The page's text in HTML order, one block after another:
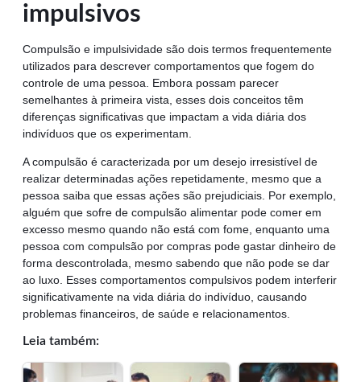
impulsivos
Compulsão e impulsividade são dois termos frequentemente
utilizados para descrever comportamentos que fogem do
controle de uma pessoa. Embora possam parecer
semelhantes à primeira vista, esses dois conceitos têm
diferenças significativas que impactam a vida diária dos
indivíduos que os experimentam.
A compulsão é caracterizada por um desejo irresistível de
realizar determinadas ações repetidamente, mesmo que a
pessoa saiba que essas ações são prejudiciais. Por exemplo,
alguém que sofre de compulsão alimentar pode comer em
excesso mesmo quando não está com fome, enquanto uma
pessoa com compulsão por compras pode gastar dinheiro de
forma descontrolada, mesmo sabendo que não pode se dar
ao luxo. Esses comportamentos compulsivos podem interferir
significativamente na vida diária do indivíduo, causando
problemas financeiros, de saúde e relacionamentos.
Leia também: